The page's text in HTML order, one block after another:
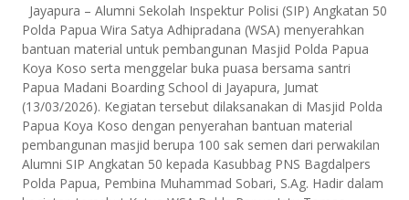
Jayapura – Alumni Sekolah Inspektur Polisi (SIP) Angkatan 50
Polda Papua Wira Satya Adhipradana (WSA) menyerahkan
bantuan material untuk pembangunan Masjid Polda Papua
Koya Koso serta menggelar buka puasa bersama santri
Papua Madani Boarding School di Jayapura, Jumat
(13/03/2026). Kegiatan tersebut dilaksanakan di Masjid Polda
Papua Koya Koso dengan penyerahan bantuan material
pembangunan masjid berupa 100 sak semen dari perwakilan
Alumni SIP Angkatan 50 kepada Kasubbag PNS Bagdalpers
Polda Papua, Pembina Muhammad Sobari, S.Ag. Hadir dalam